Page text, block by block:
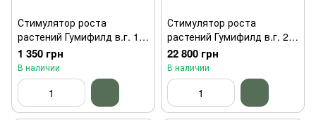
Стимулятор роста
растений Гумифилд в.г. 1
кг Humintech
1 350 грн
В наличии
Стимулятор роста
растений Гумифилд в.г. 20
кг Humintech
22 800 грн
В наличии